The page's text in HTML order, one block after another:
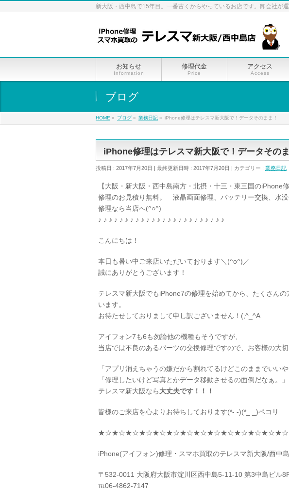
新大阪・西中島で15年目。一番古くからやっているお店です。卸会社が
お知らせ
Information
修理代金
Price
アクセス
Access
ブログ
HOME » ブログ » 業務日記 » iPhone修理はテレスマ新大阪で！データそのまま！
iPhone修理はテレスマ新大阪で！データそのま
投稿日 : 2017年7月20日 最終更新日時 : 2017年7月20日 カテゴリー : 業務日記
【大阪・新大阪・西中島南方・北摂・十三・東三国のiPhone
修理のお見積り無料。 液晶画面修理、バッテリー交換、水
修理なら当店へ(^○^)
♪ ♪ ♪ ♪ ♪ ♪ ♪ ♪ ♪ ♪ ♪ ♪ ♪ ♪ ♪ ♪ ♪ ♪ ♪ ♪ ♪ ♪ ♪ ♪
こんにちは！
本日も暑い中ご来店いただいております＼(^o^)／
誠にありがとうございます！
テレスマ新大阪でもiPhone7の修理を始めてから、たくさん
います。
お待たせしておりまして申し訳ございません！(;^_^A
アイフォン7も6も勿論他の機種もそうですが、
当店では不良のあるパーツの交換修理ですので、お客様の大
「アプリ消えちゃうの嫌だから割れてるけどこのままでいいや
「修理したいけど写真とかデータ移動させるの面倒だなぁ。」
テレスマ新大阪なら大丈夫です！！！
皆様のご来店を心よりお待ちしております(*- -)(*_ _)ペコリ
iPhone(アイフォン)修理・スマホ買取のテレスマ新大阪/西中
〒532-0011 大阪府大阪市淀川区西中島5-11-10 第3中島ビル
℡06-4862-7147